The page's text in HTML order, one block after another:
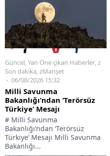
Güncel,Yan Öne çıkan Haberler,z
Son dakika,zManşet
06/08/2026 15:32
Milli Savunma
Bakanlığı’ndan ‘Terörsüz
Türkiye’ Mesajı
# Milli Savunma
Bakanlığı’ndan ‘Terörsüz
Türkiye’ Mesajı Milli Savunma
Bakanlığı...